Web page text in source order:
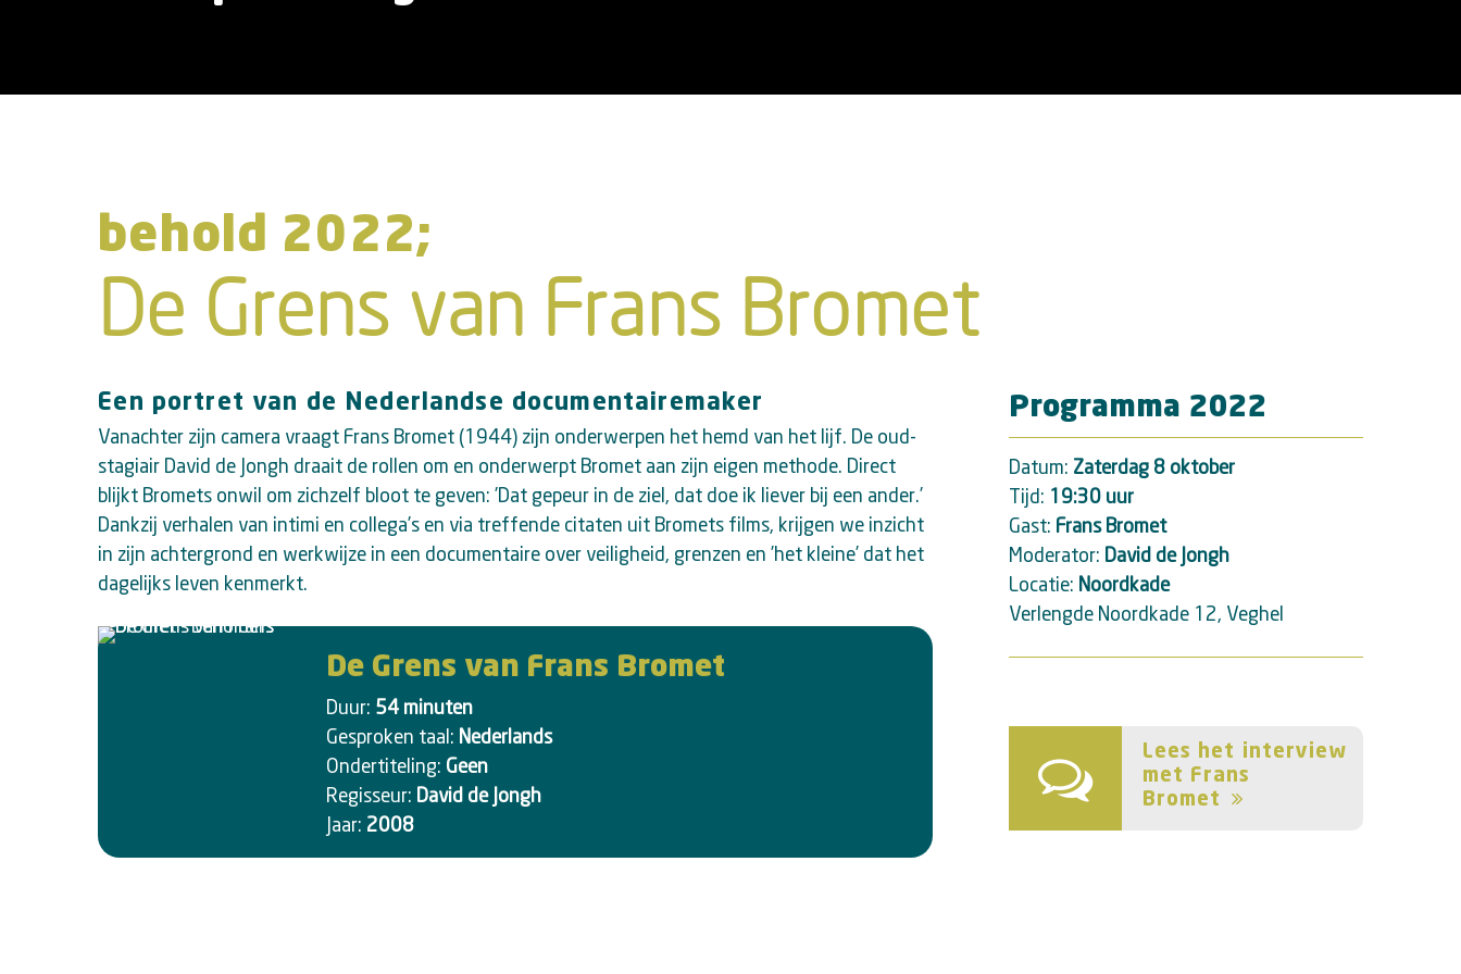
behold 2022;
De Grens van Frans Bromet
Een portret van de Nederlandse documentairemaker
Vanachter zijn camera vraagt Frans Bromet (1944) zijn onderwerpen het hemd van het lijf. De oud-
stagiair David de Jongh draait de rollen om en onderwerpt Bromet aan zijn eigen methode. Direct
blijkt Bromets onwil om zichzelf bloot te geven: ’Dat gepeur in de ziel, dat doe ik liever bij een ander.’
Dankzij verhalen van intimi en collega’s en via treffende citaten uit Bromets films, krijgen we inzicht
in zijn achtergrond en werkwijze in een documentaire over veiligheid, grenzen en ’het kleine’ dat het
dagelijks leven kenmerkt.
De Grens van Frans Bromet
Duur: 54 minuten
Gesproken taal: Nederlands
Ondertiteling: Geen
Regisseur: David de Jongh
Jaar: 2008
Programma 2022
Datum: Zaterdag 8 oktober
Tijd: 19:30 uur
Gast: Frans Bromet
Moderator: David de Jongh
Locatie: Noordkade
Verlengde Noordkade 12, Veghel
Lees
het
Lees het interview
met Frans
Bromet